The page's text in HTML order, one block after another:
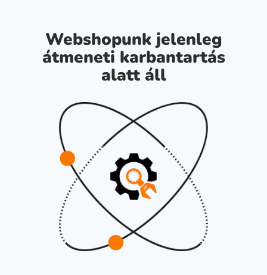
Webshopunk jelenleg
átmeneti karbantartás
alatt áll